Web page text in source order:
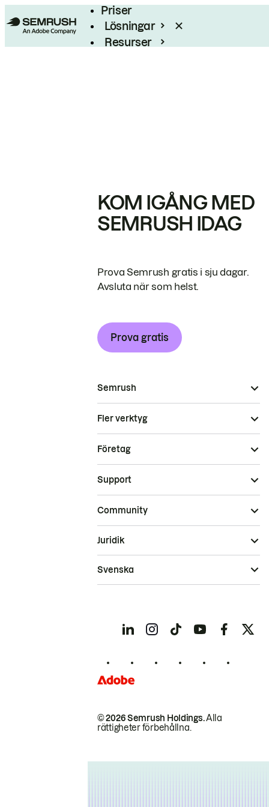
Priser
Lösningar
Resurser
KOM IGÅNG MED
SEMRUSH IDAG
Prova Semrush gratis i sju dagar.
Avsluta när som helst.
Prova gratis
Semrush
Fler verktyg
Företag
Support
Community
© 2026 Semrush Holdings.Alla
rättigheter förbehållna.
Juridik
Svenska